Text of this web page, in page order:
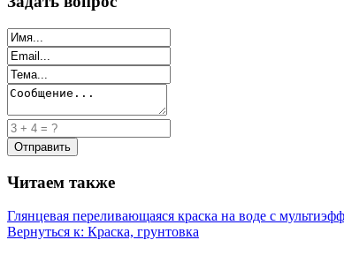
Читаем также
Глянцевая переливающаяся краска на воде с
Вернуться к: Краска, грунтовка